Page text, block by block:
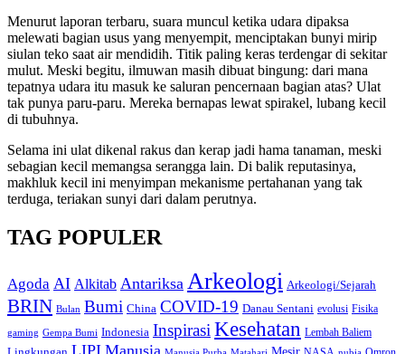
Menurut laporan terbaru, suara muncul ketika udara dipaksa
melewati bagian usus yang menyempit, menciptakan bunyi mirip
siulan teko saat air mendidih. Titik paling keras terdengar di sekitar
mulut. Meski begitu, ilmuwan masih dibuat bingung: dari mana
tepatnya udara itu masuk ke saluran pencernaan bagian atas? Ulat
tak punya paru-paru. Mereka bernapas lewat spirakel, lubang kecil
di tubuhnya.
Selama ini ulat dikenal rakus dan kerap jadi hama tanaman, meski
sebagian kecil memangsa serangga lain. Di balik reputasinya,
makhluk kecil ini menyimpan mekanisme pertahanan yang tak
terduga, teriakan sunyi dari dalam perutnya.
TAG POPULER
Agoda AI Alkitab Antariksa Arkeologi Arkeologi/Sejarah
BRIN Bulan Bumi China COVID-19 Danau Sentani evolusi Fisika
gaming Gempa Bumi Indonesia InspirasiKesehatan Lembah Baliem